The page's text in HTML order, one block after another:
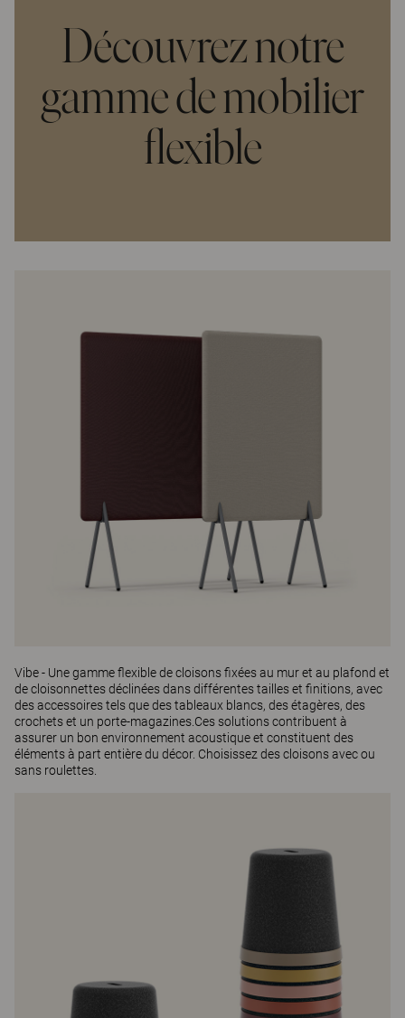
Découvrez notre
gamme de mobilier
flexible
Vibe- Une gamme flexible de cloisons fixées au mur et au plafond et
de cloisonnettes déclinées dans différentes tailles et finitions, avec
des accessoires tels que des tableaux blancs, des étagères, des
crochets et un porte-magazines.Ces solutions contribuent à
assurer un bon environnement acoustique et constituent des
éléments à part entière du décor. Choisissez des cloisons avec ou
sans roulettes.